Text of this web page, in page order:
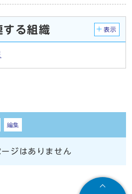
する組織 表示
編集
ジはありません